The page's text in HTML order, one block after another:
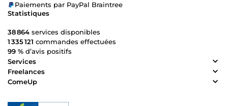
Paiements par PayPal Braintree
Statistiques
38 864 services disponibles
1 335 121 commandes effectuées
99 % d’avis positifs
Services
Freelances
ComeUp